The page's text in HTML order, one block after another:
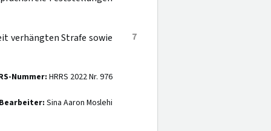
7
verhängten Strafe sowie
Nummer: HRRS 2022 Nr. 976
Bearbeiter: Sina Aaron Moslehi